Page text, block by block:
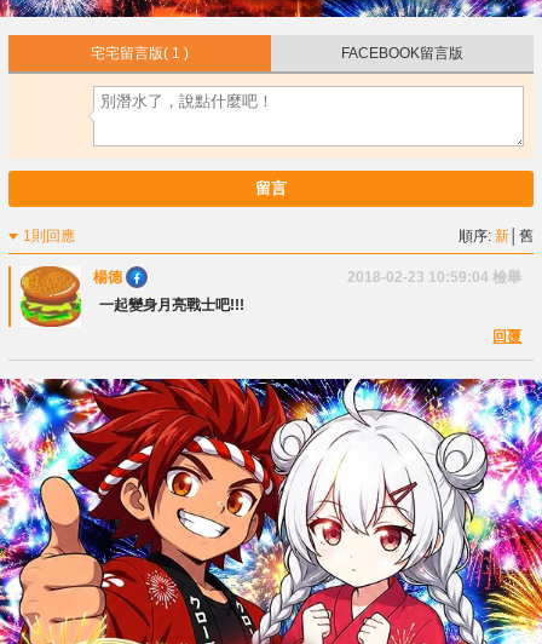
宅宅留言版( 1 ) FACEBOOK留言版
留言
1則回應 順序:新 │舊
楊德 2018-02-23 10:59:04 檢舉
一起變身月亮戰士吧!!!
回覆